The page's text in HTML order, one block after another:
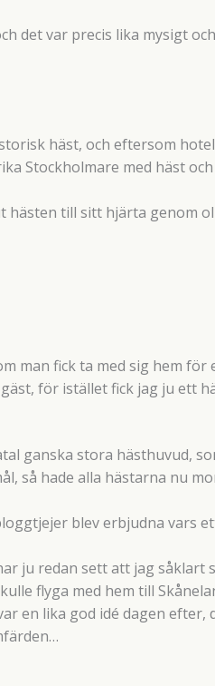
det var precis lika mysigt
häst, och eftersom
Stockholmare med häst
hästen till sitt hjärta genom
man fick ta med sig hem
för istället fick jag ju ett
ganska stora hästhuvud,
så hade alla hästarna nu
blev erbjudna vars
ju redan sett att jag såklart
flyga med hem till
en lika god idé dagen efter,